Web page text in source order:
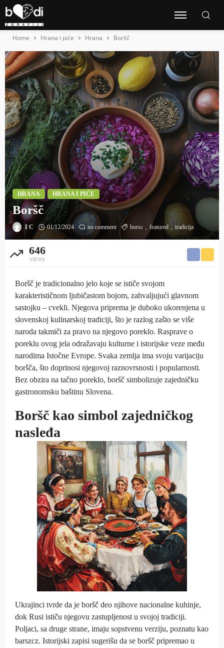
Home Hrana i piće Hrana Boršč
HRANA HRANA I PIĆE
Boršč
I C 01/12/2024 no comment borsc featured tradicija
646
VIEWS
Boršč je tradicionalno jelo koje se ističe svojom
karakterističnom ljubičastom bojom, zahvaljujući glavnom
sastojku – cvekli. Njegova priprema je duboko ukorenjena u
slovenskoj kulinarskoj tradiciji, što je razlog zašto se više
naroda takmiči za pravo na njegovo poreklo. Rasprave o
poreklu ovog jela odražavaju kulturne i istorijske veze među
narodima Istočne Evrope. Svaka zemlja ima svoju varijaciju
boršča, što doprinosi njegovoj raznovrsnosti i popularnosti.
Bez obzira na tačno poreklo, boršč simbolizuje zajedničku
gastronomsku baštinu Slovena.
Boršč kao simbol zajedničkog
nasleđa
Ukrajinci tvrde da je boršč deo njihove nacionalne kuhinje,
dok Rusi ističu njegovu zastupljenost u svojoj tradiciji.
Poljaci, sa druge strane, imaju sopstvenu verziju, poznatu kao
barszcz. Istorijski zapisi sugerišu da se boršč pripremao u